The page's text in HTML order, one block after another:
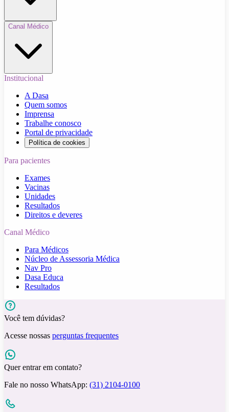
Canal Médico
Institucional
A Dasa
Quem somos
Imprensa
Trabalhe conosco
Portal de privacidade
Política de cookies
Para pacientes
Exames
Vacinas
Unidades
Resultados
Direitos e deveres
Canal Médico
Para Médicos
Núcleo de Assessoria Médica
Nav Pro
Dasa Educa
Resultados
Você tem dúvidas?
Acesse nossas perguntas frequentes
Quer entrar em contato?
Fale no nosso WhatsApp: (31) 2104-0100